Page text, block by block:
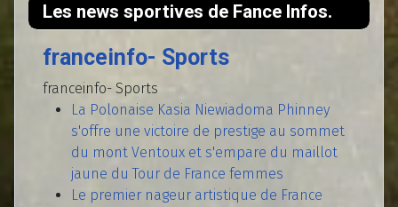
Les news sportives de Fance Infos.
franceinfo- Sports
franceinfo- Sports
La Polonaise Kasia Niewiadoma Phinney
s'offre une victoire de prestige au sommet
du mont Ventoux et s'empare du maillot
jaune du Tour de France femmes
Le premier nageur artistique de France